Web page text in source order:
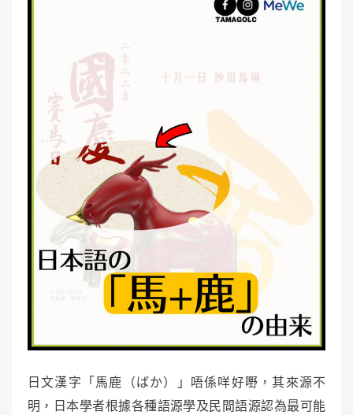
o
n
日文漢字「馬鹿（ばか）」唔係咩好嘢，其來源不
明，日本學者根據各種語源學及民間語源認為最可能